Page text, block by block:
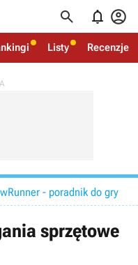
  
Listy Recenzje
- poradnik do gry
sprzętowe